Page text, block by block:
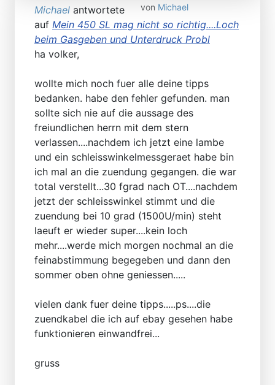
von Michael
Michael antwortete
auf Mein 450 SL mag nicht so richtig....Loch
beim Gasgeben und Unterdruck Probl
ha volker,
wollte mich noch fuer alle deine tipps
bedanken. habe den fehler gefunden. man
sollte sich nie auf die aussage des
freiundlichen herrn mit dem stern
verlassen....nachdem ich jetzt eine lambe
und ein schleisswinkelmessgeraet habe bin
ich mal an die zuendung gegangen. die war
total verstellt...30 fgrad nach OT....nachdem
jetzt der schleisswinkel stimmt und die
zuendung bei 10 grad (1500U/min) steht
laeuft er wieder super....kein loch
mehr....werde mich morgen nochmal an die
feinabstimmung begegeben und dann den
sommer oben ohne geniessen.....
vielen dank fuer deine tipps.....ps....die
zuendkabel die ich auf ebay gesehen habe
funktionieren einwandfrei...
gruss